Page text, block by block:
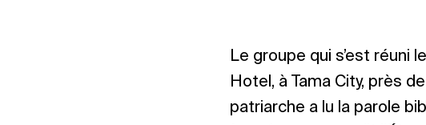
Le groupe qui s’est réuni
Hotel, à Tama City, près
patriarche a lu la parole